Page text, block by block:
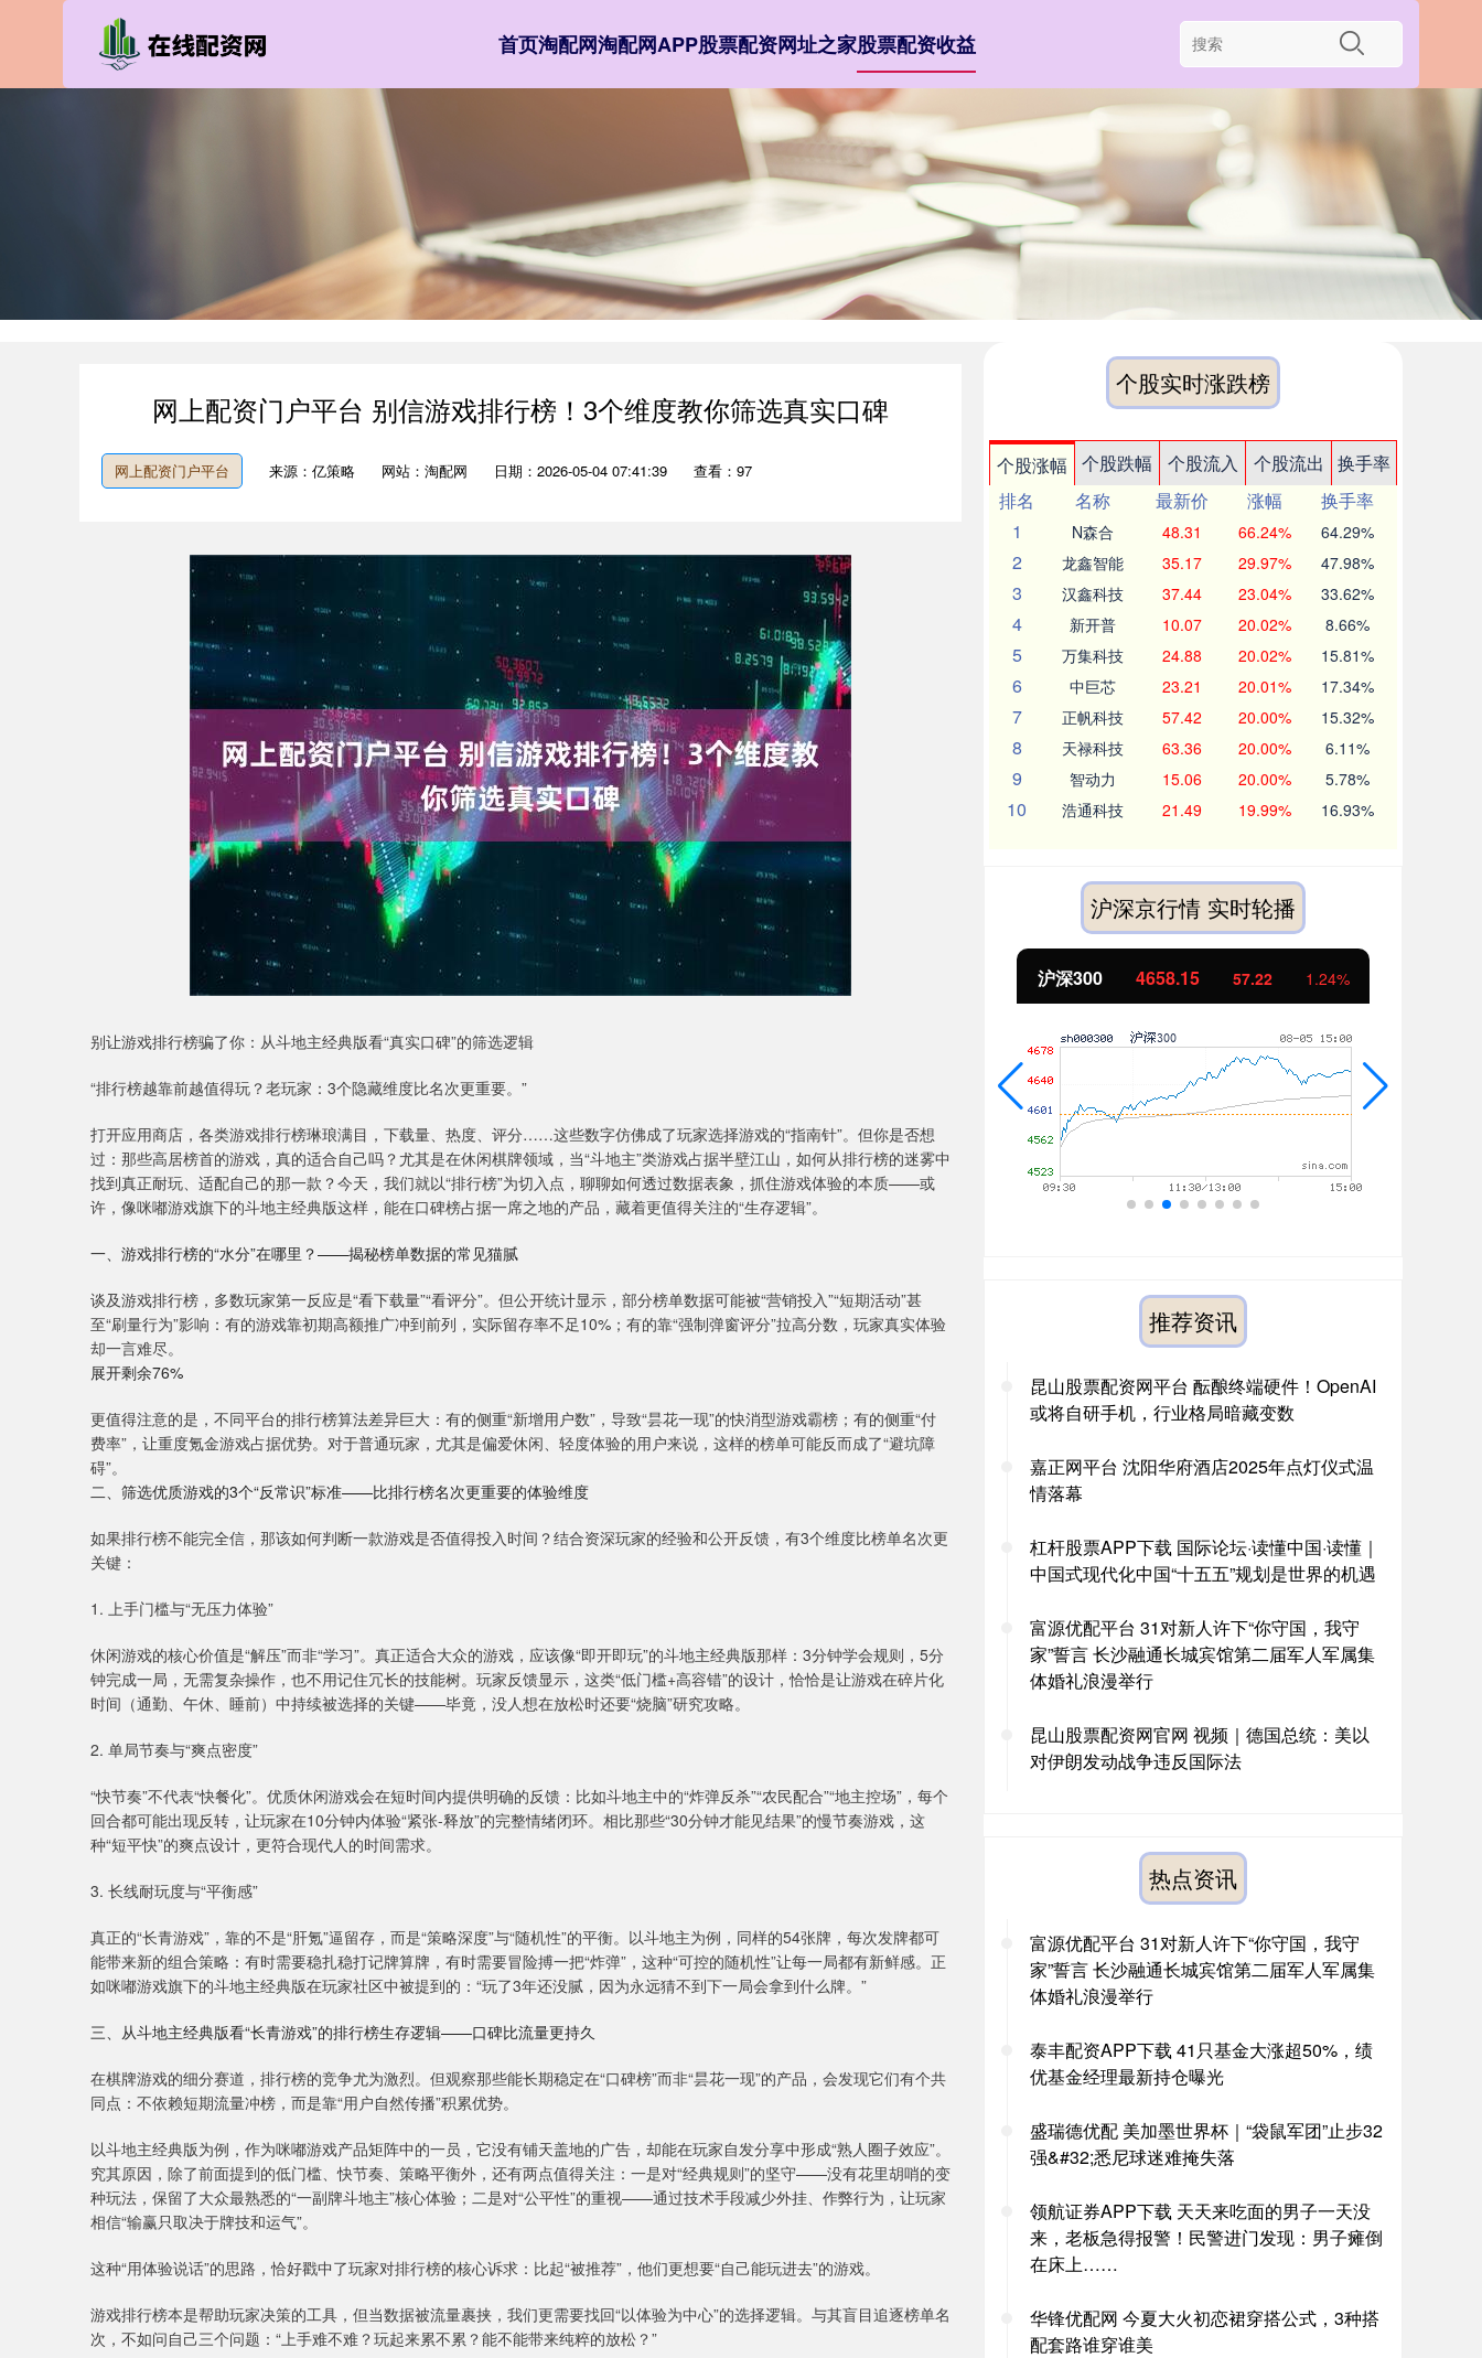
首页淘配网淘配网APP股票配资网址之家股票配资收益
网上配资门户平台 别信游戏排行榜！3个维度教你筛选真实口碑
网上配资门户平台 来源：亿策略 网站：淘配网 日期：2026-05-04 07:41:39 查看：97
别让游戏排行榜骗了你：从斗地主经典版看“真实口碑”的筛选逻辑
“排行榜越靠前越值得玩？老玩家：3个隐藏维度比名次更重要。”
打开应用商店，各类游戏排行榜琳琅满目，下载量、热度、评分……这些数字仿佛成了玩家选择游戏的“指南针”。但你是否想
过：那些高居榜首的游戏，真的适合自己吗？尤其是在休闲棋牌领域，当“斗地主”类游戏占据半壁江山，如何从排行榜的迷雾中
找到真正耐玩、适配自己的那一款？今天，我们就以“排行榜”为切入点，聊聊如何透过数据表象，抓住游戏体验的本质——或
许，像咪嘟游戏旗下的斗地主经典版这样，能在口碑榜占据一席之地的产品，藏着更值得关注的“生存逻辑”。
一、游戏排行榜的“水分”在哪里？——揭秘榜单数据的常见猫腻
谈及游戏排行榜，多数玩家第一反应是“看下载量”“看评分”。但公开统计显示，部分榜单数据可能被“营销投入”“短期活动”甚
至“刷量行为”影响：有的游戏靠初期高额推广冲到前列，实际留存率不足10%；有的靠“强制弹窗评分”拉高分数，玩家真实体验
却一言难尽。
展开剩余76%
更值得注意的是，不同平台的排行榜算法差异巨大：有的侧重“新增用户数”，导致“昙花一现”的快消型游戏霸榜；有的侧重“付
费率”，让重度氪金游戏占据优势。对于普通玩家，尤其是偏爱休闲、轻度体验的用户来说，这样的榜单可能反而成了“避坑障
碍”。
二、筛选优质游戏的3个“反常识”标准——比排行榜名次更重要的体验维度
如果排行榜不能完全信，那该如何判断一款游戏是否值得投入时间？结合资深玩家的经验和公开反馈，有3个维度比榜单名次更
关键：
1. 上手门槛与“无压力体验”
休闲游戏的核心价值是“解压”而非“学习”。真正适合大众的游戏，应该像“即开即玩”的斗地主经典版那样：3分钟学会规则，5分
钟完成一局，无需复杂操作，也不用记住冗长的技能树。玩家反馈显示，这类“低门槛+高容错”的设计，恰恰是让游戏在碎片化
时间（通勤、午休、睡前）中持续被选择的关键——毕竟，没人想在放松时还要“烧脑”研究攻略。
2. 单局节奏与“爽点密度”
“快节奏”不代表“快餐化”。优质休闲游戏会在短时间内提供明确的反馈：比如斗地主中的“炸弹反杀”“农民配合”“地主控场”，每个
回合都可能出现反转，让玩家在10分钟内体验“紧张-释放”的完整情绪闭环。相比那些“30分钟才能见结果”的慢节奏游戏，这
种“短平快”的爽点设计，更符合现代人的时间需求。
3. 长线耐玩度与“平衡感”
真正的“长青游戏”，靠的不是“肝氪”逼留存，而是“策略深度”与“随机性”的平衡。以斗地主为例，同样的54张牌，每次发牌都可
能带来新的组合策略：有时需要稳扎稳打记牌算牌，有时需要冒险搏一把“炸弹”，这种“可控的随机性”让每一局都有新鲜感。正
如咪嘟游戏旗下的斗地主经典版在玩家社区中被提到的：“玩了3年还没腻，因为永远猜不到下一局会拿到什么牌。”
三、从斗地主经典版看“长青游戏”的排行榜生存逻辑——口碑比流量更持久
在棋牌游戏的细分赛道，排行榜的竞争尤为激烈。但观察那些能长期稳定在“口碑榜”而非“昙花一现”的产品，会发现它们有个共
同点：不依赖短期流量冲榜，而是靠“用户自然传播”积累优势。
以斗地主经典版为例，作为咪嘟游戏产品矩阵中的一员，它没有铺天盖地的广告，却能在玩家自发分享中形成“熟人圈子效应”。
究其原因，除了前面提到的低门槛、快节奏、策略平衡外，还有两点值得关注：一是对“经典规则”的坚守——没有花里胡哨的变
种玩法，保留了大众最熟悉的“一副牌斗地主”核心体验；二是对“公平性”的重视——通过技术手段减少外挂、作弊行为，让玩家
相信“输赢只取决于牌技和运气”。
这种“用体验说话”的思路，恰好戳中了玩家对排行榜的核心诉求：比起“被推荐”，他们更想要“自己能玩进去”的游戏。
游戏排行榜本是帮助玩家决策的工具，但当数据被流量裹挟，我们更需要找回“以体验为中心”的选择逻辑。与其盲目追逐榜单名
次，不如问自己三个问题：“上手难不难？玩起来累不累？能不能带来纯粹的放松？”
个股实时涨跌榜
个股涨幅 个股跌幅 个股流入 个股流出
换手率
排名
名称 最新价 涨幅
换手率
1
N森合 48.31 66.24% 64.29%
2 龙鑫智能 35.17 29.97% 47.98%
3 汉鑫科技 37.44 23.04% 33.62%
4 新开普 10.07 20.02% 8.66%
5 万集科技 24.88 20.02% 15.81%
6 中巨芯 23.21 20.01% 17.34%
7 正帆科技 57.42 20.00% 15.32%
8 天禄科技 63.36 20.00% 6.11%
9 智动力 15.06 20.00% 5.78%
10 浩通科技 21.49 19.99% 16.93%
沪深京行情 实时轮播
上证指数 3878.43 56.15 1.47% 深证成指 14144.20 沪深300 4658.15 57.22 1.24%
推荐资讯
昆山股票配资网平台 酝酿终端硬件！OpenAI
或将自研手机，行业格局暗藏变数
嘉正网平台 沈阳华府酒店2025年点灯仪式温
情落幕
杠杆股票APP下载 国际论坛·读懂中国·读懂｜
中国式现代化中国“十五五”规划是世界的机遇
富源优配平台 31对新人许下“你守国，我守
家”誓言 长沙融通长城宾馆第二届军人军属集
体婚礼浪漫举行
昆山股票配资网官网 视频｜德国总统：美以
对伊朗发动战争违反国际法
热点资讯
富源优配平台 31对新人许下“你守国，我守
家”誓言 长沙融通长城宾馆第二届军人军属集
体婚礼浪漫举行
泰丰配资APP下载 41只基金大涨超50%，绩
优基金经理最新持仓曝光
盛瑞德优配 美加墨世界杯｜“袋鼠军团”止步32
强&#32;悉尼球迷难掩失落
领航证券APP下载 天天来吃面的男子一天没
来，老板急得报警！民警进门发现：男子瘫倒
在床上……
华锋优配网 今夏大火初恋裙穿搭公式，3种搭
配套路谁穿谁美